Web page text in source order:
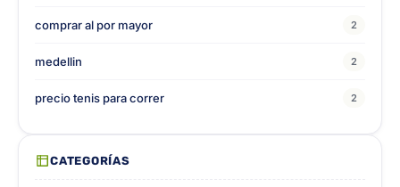
comprar al por mayor 2
medellin 2
precio tenis para correr 2
CATEGORÍAS